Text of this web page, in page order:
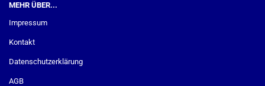
MEHR ÜBER...
Impressum
Kontakt
Datenschutzerklärung
AGB